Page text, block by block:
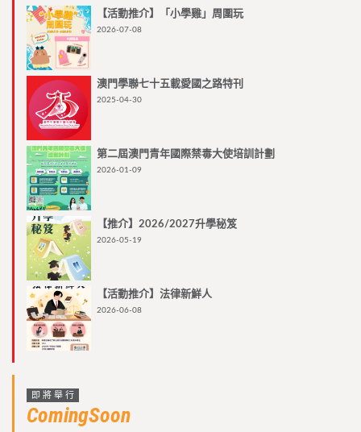
【活動推介】「小學雞」周圍玩
2026-07-08
澳門學聯七十五載愛國之路特刊
2025-04-30
第二屆澳門青年國際禁毒大使培訓計劃
2026-01-09
【推介】2026/2027升學秘笈
2026-05-19
【活動推介】法律新鮮人
2026-06-08
即將舉行
ComingSoon